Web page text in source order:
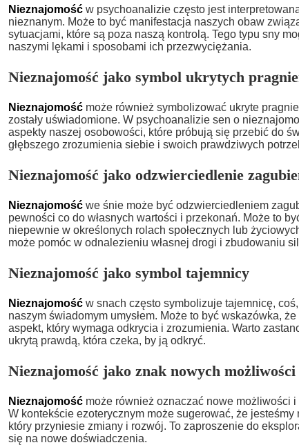
Nieznajomość w psychoanalizie często jest
nieznanym. Może to być manifestacja naszych obaw
sytuacjami, które są poza naszą kontrolą. Tego typu sny
naszymi lękami i sposobami ich przezwyciężania.
Nieznajomość jako symbol ukrytych
Nieznajomość może również symbolizować ukryte
zostały uświadomione. W psychoanalizie sen o
aspekty naszej osobowości, które próbują się przebić do
głębszego zrozumienia siebie i swoich prawdziwych
Nieznajomość jako odzwierciedlenie
Nieznajomość we śnie może być odzwierciedleniem
pewności co do własnych wartości i przekonań. Może to
niepewnie w określonych rolach społecznych lub
może pomóc w odnalezieniu własnej drogi i zbudowaniu
Nieznajomość jako symbol tajemnicy
Nieznajomość w snach często symbolizuje tajemnicę,
naszym świadomym umysłem. Może to być wskazówka,
aspekt, który wymaga odkrycia i zrozumienia. Warto
ukrytą prawdą, która czeka, by ją odkryć.
Nieznajomość jako znak nowych możliwości
Nieznajomość może również oznaczać nowe możliwości
W kontekście ezoterycznym może sugerować, że jesteśmy
który przyniesie zmiany i rozwój. To zaproszenie do
się na nowe doświadczenia.